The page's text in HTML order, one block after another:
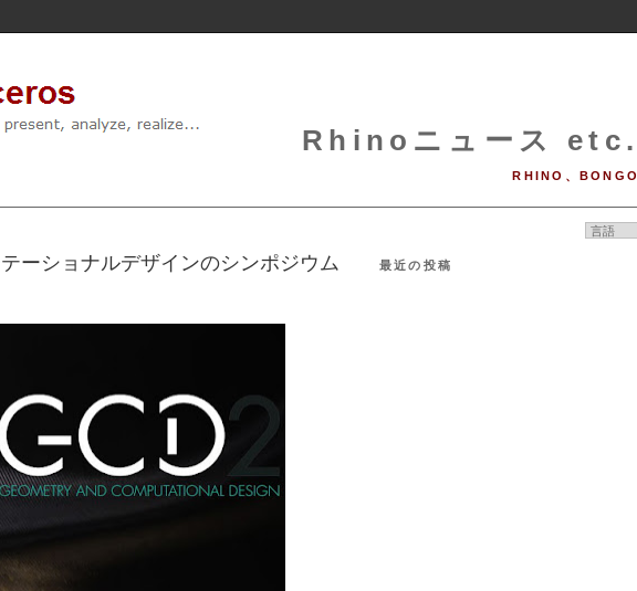
Rhinoニュース etc.
RHINO、BONGO
ーショナルデザインのシンポジウム
最近の投稿